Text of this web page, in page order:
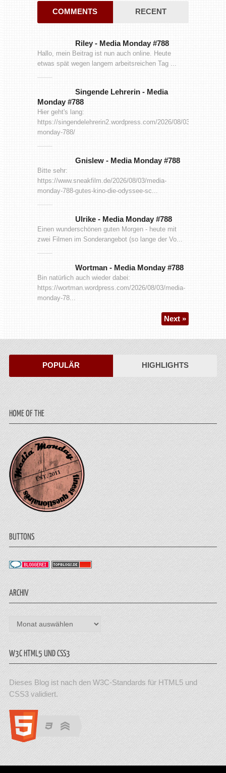
COMMENTS RECENT
Riley - Media Monday #788
Hallo, mein Beitrag ist nun auch online. Heute
etwas spät wegen langem arbeitsreichen Tag ...
Singende Lehrerin - Media
Monday #788
Hier geht's lang:
https://singendelehrerin2.wordpress.com/2026/08/03/media-
monday-788/
Gnislew - Media Monday #788
Bitte sehr:
https://www.sneakfilm.de/2026/08/03/media-
monday-788-gutes-kino-die-odyssee-sc...
Ulrike - Media Monday #788
Einen wunderschönen guten Morgen - heute mit
zwei Filmen im Sonderangebot (so lange der Vo...
Wortman - Media Monday #788
Bin natürlich auch wieder dabei:
https://wortman.wordpress.com/2026/08/03/media-
monday-78...
Next »
POPULÄR HIGHLIGHTS
HOME OF THE
BUTTONS
ARCHIV
Archiv
W3C HTML5 UND CSS3
Dieses Blog ist nach den W3C-Standards für HTML5 und
CSS3 validiert.